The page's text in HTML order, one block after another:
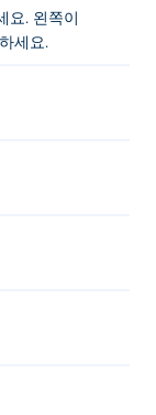
요. 왼쪽이
세요.